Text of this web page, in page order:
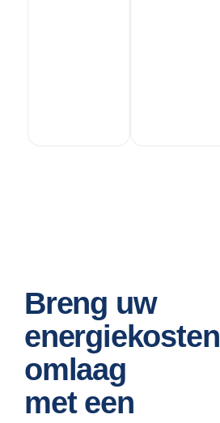
Breng uw
energiekosten
omlaag
met een